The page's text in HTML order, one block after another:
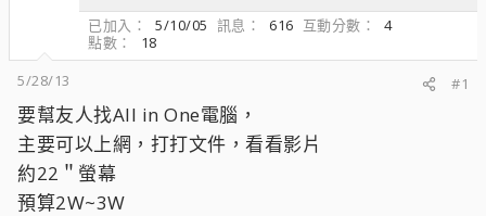
已加入
5/10/05 訊息 616 互動分數
4
點數
18
5/28/13
#1
要幫友人找All in One電腦，
主要可以上網，打打文件，看看影片
約22＂螢幕
預算2W~3W